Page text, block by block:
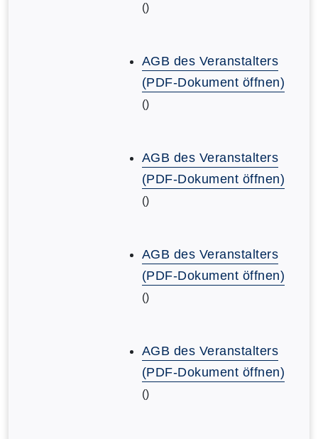
()
AGB des Veranstalters
(PDF-Dokument öffnen)
()
AGB des Veranstalters
(PDF-Dokument öffnen)
()
AGB des Veranstalters
(PDF-Dokument öffnen)
()
AGB des Veranstalters
(PDF-Dokument öffnen)
()